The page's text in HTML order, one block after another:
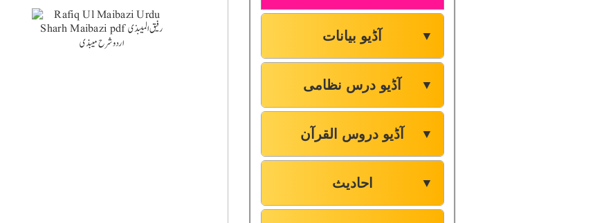
آڈیو بیانات ▼
آڈیو درس نظامی ▼
آڈیو دروس القرآن ▼
احادیث ▼